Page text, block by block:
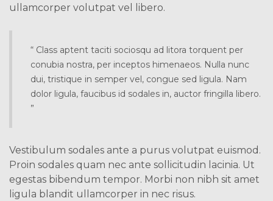
ullamcorper volutpat vel libero.
“ Class aptent taciti sociosqu ad litora torquent per
conubia nostra, per inceptos himenaeos. Nulla nunc
dui, tristique in semper vel, congue sed ligula. Nam
dolor ligula, faucibus id sodales in, auctor fringilla libero.
”
Vestibulum sodales ante a purus volutpat euismod.
Proin sodales quam nec ante sollicitudin lacinia. Ut
egestas bibendum tempor. Morbi non nibh sit amet
ligula blandit ullamcorper in nec risus.